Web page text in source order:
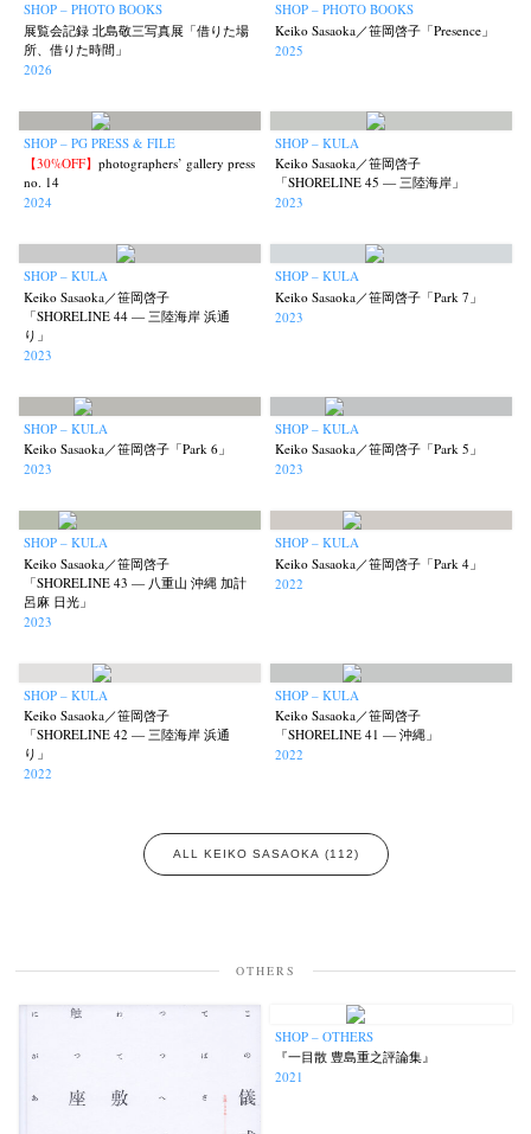
News Exhibition Members Workshop Documents Contact About Shop
Fumikiyo Nagamachi
Mariko Takahashi Masako Matsui Masashi Otomo Nana Kakuda
Naoki Ohji (66) (38) Nick Haymes (5) Park (7)
photographers' gallery File
Renchan (21) Review (23) Rintaro Kameoka (32) Shoreline (56) Special Exhibitions (60)
Takuro Yoneda Untitled Records
Yu Shinoda Yuki Kasama (9)
SHOP – PHOTO BOOKS
展覧会記録 北島敬三写真展「借りた場
所、借りた時間」
2026
SHOP – PHOTO BOOKS
Keiko Sasaoka／笹岡啓子「Presence」
2025
SHOP – PG PRESS & FILE
【30%OFF】photographers’ gallery press
no. 14
2024
SHOP – KULA
Keiko Sasaoka／笹岡啓子
「SHORELINE 45 — 三陸海岸」
2023
SHOP – KULA
Keiko Sasaoka／笹岡啓子
「SHORELINE 44 — 三陸海岸 浜通
り」
2023
SHOP – KULA
Keiko Sasaoka／笹岡啓子「Park 7」
2023
SHOP – KULA
Keiko Sasaoka／笹岡啓子「Park 6」
2023
SHOP – KULA
Keiko Sasaoka／笹岡啓子「Park 5」
2023
SHOP – KULA
Keiko Sasaoka／笹岡啓子
「SHORELINE 43 — 八重山 沖縄 加計
呂麻 日光」
2023
SHOP – KULA
Keiko Sasaoka／笹岡啓子「Park 4」
2022
SHOP – KULA
Keiko Sasaoka／笹岡啓子
「SHORELINE 42 — 三陸海岸 浜通
り」
2022
SHOP – KULA
Keiko Sasaoka／笹岡啓子
「SHORELINE 41 — 沖縄」
2022
ALL KEIKO SASAOKA (112)
OTHERS
SHOP – OTHERS
『一目散 豊島重之評論集』
2021